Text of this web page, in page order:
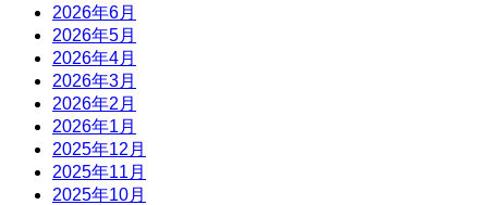
2026年6月
2026年5月
2026年4月
2026年3月
2026年2月
2026年1月
2025年12月
2025年11月
2025年10月